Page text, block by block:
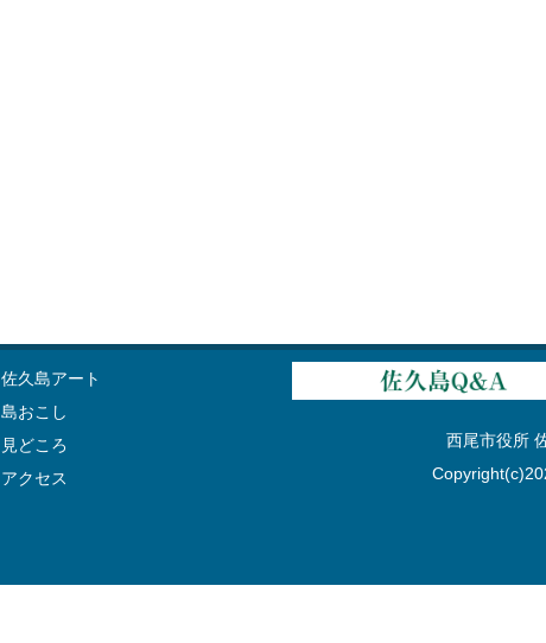
佐久島アート
島おこし
見どころ
アクセス
西尾市役所